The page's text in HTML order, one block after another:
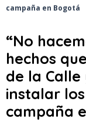
campaña en Bogotá
“No
hechos
de la Calle
instalar
campaña